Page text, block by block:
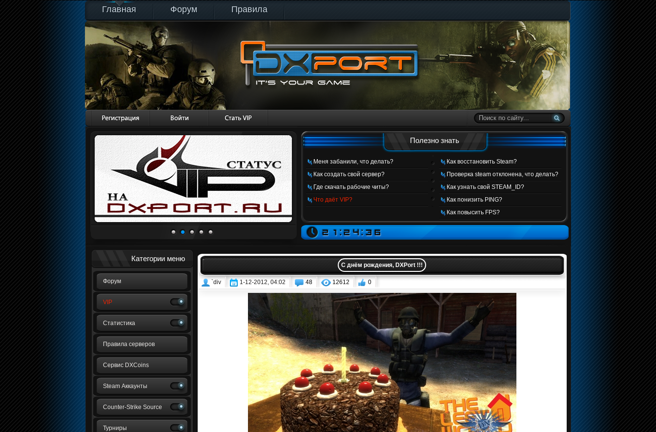
Главная Форум Правила
Полезно знать
Меня забанили, что делать?
Как создать свой сервер?
Где скачать рабочие читы?
Что даёт VIP?
Как восстановить Steam?
Проверка steam отклонена, что делать?
Как узнать свой STEAM_ID?
Как понизить PING?
Как повысить FPS?
Категории меню
Форум
VIP
Статистика
Правила серверов
Сервис DXCoins
Steam Аккаунты
Counter-Strike Source
Турниры
С днём рождения, DXPort !!!
`div 1-12-2012, 04:02 48 12612 0